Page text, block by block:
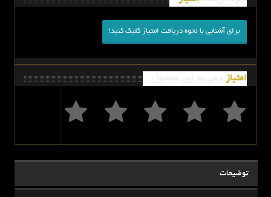
برای آشنایی با نحوه دریافت امتیاز کلیک کنید!
امتیاز
توضیحات